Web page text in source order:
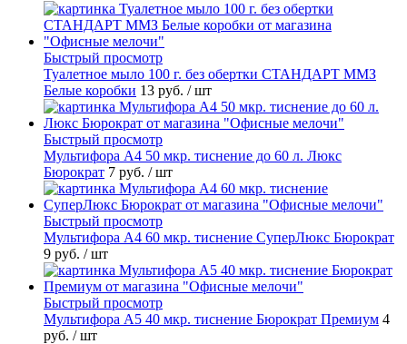
Быстрый просмотр
Туалетное мыло 100 г. без обертки СТАНДАРТ ММЗ
Белые коробки 13 руб. / шт
Быстрый просмотр
Мультифора А4 50 мкр. тиснение до 60 л. Люкс
Бюрократ 7 руб. / шт
Быстрый просмотр
Мультифора А4 60 мкр. тиснение СуперЛюкс Бюрократ
9 руб. / шт
Быстрый просмотр
Мультифора А5 40 мкр. тиснение Бюрократ Премиум 4
руб. / шт